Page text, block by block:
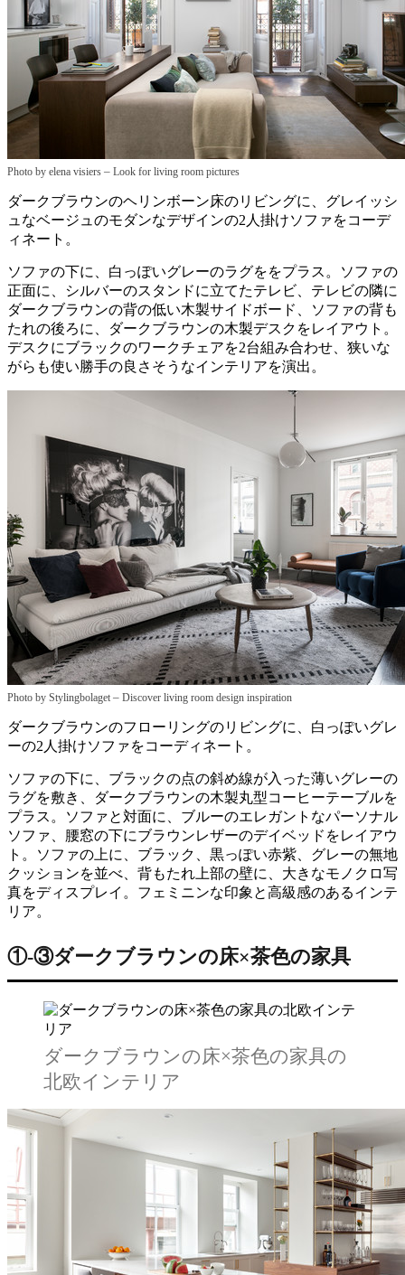
Photo by elena visiers – Look for living room pictures
ダークブラウンのヘリンボーン床のリビングに、グレイッシ
ュなベージュのモダンなデザインの2人掛けソファをコーデ
ィネート。
ソファの下に、白っぽいグレーのラグををプラス。ソファの
正面に、シルバーのスタンドに立てたテレビ、テレビの隣に
ダークブラウンの背の低い木製サイドボード、ソファの背も
たれの後ろに、ダークブラウンの木製デスクをレイアウト。
デスクにブラックのワークチェアを2台組み合わせ、狭いな
がらも使い勝手の良さそうなインテリアを演出。
Photo by Stylingbolaget – Discover living room design inspiration
ダークブラウンのフローリングのリビングに、白っぽいグレ
ーの2人掛けソファをコーディネート。
ソファの下に、ブラックの点の斜め線が入った薄いグレーの
ラグを敷き、ダークブラウンの木製丸型コーヒーテーブルを
プラス。ソファと対面に、ブルーのエレガントなパーソナル
ソファ、腰窓の下にブラウンレザーのデイベッドをレイアウ
ト。ソファの上に、ブラック、黒っぽい赤紫、グレーの無地
クッションを並べ、背もたれ上部の壁に、大きなモノクロ写
真をディスプレイ。フェミニンな印象と高級感のあるインテ
リア。
①‐③ダークブラウンの床×茶色の家具
ダークブラウンの床×茶色の家具の
北欧インテリア